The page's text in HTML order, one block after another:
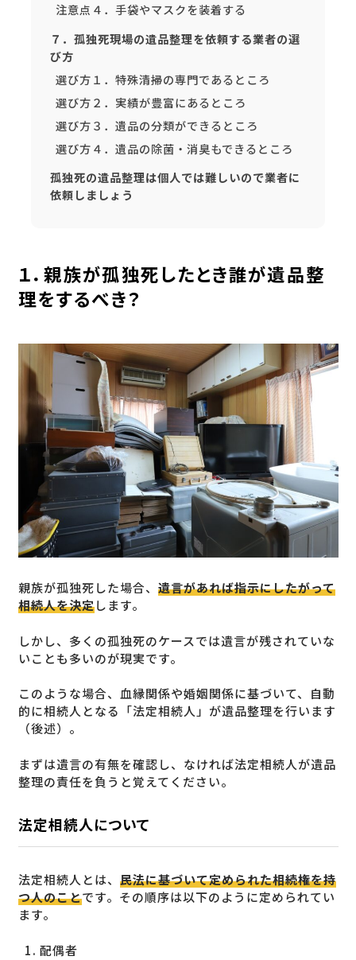
注意点４．手袋やマスクを装着する
７．孤独死現場の遺品整理を依頼する業者の選
び方
選び方１．特殊清掃の専門であるところ
選び方２．実績が豊富にあるところ
選び方３．遺品の分類ができるところ
選び方４．遺品の除菌・消臭もできるところ
孤独死の遺品整理は個人では難しいので業者に
依頼しましょう
１．親族が孤独死したとき誰が遺品整
理をするべき？
親族が孤独死した場合、 遺言があれば指示にしたがって
相続人を決定します。
しかし、多くの孤独死のケースでは遺言が残されていな
いことも多いのが現実です。
このような場合、血縁関係や婚姻関係に基づいて、自動
的に相続人となる「法定相続人」が遺品整理を行います
（後述）。
まずは遺言の有無を確認し、なければ法定相続人が遺品
整理の責任を負うと覚えてください。
法定相続人について
法定相続人とは、 民法に基づいて定められた相続権を持
つ人のことです。その順序は以下のように定められてい
ます。
配偶者